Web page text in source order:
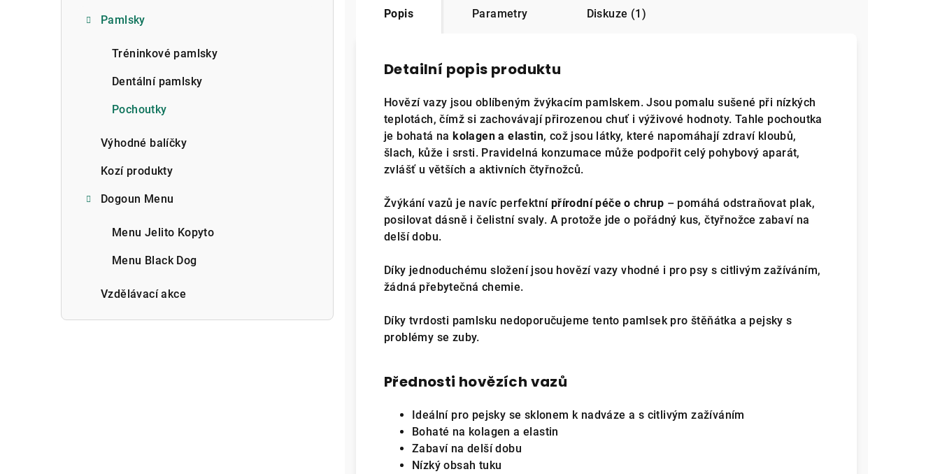
Pamlsky
Tréninkové pamlsky
Dentální pamlsky
Pochoutky
Výhodné balíčky
Kozí produkty
Dogoun Menu
Menu Jelito Kopyto
Menu Black Dog
Vzdělávací akce
Popis Parametry Diskuze (1)
Detailní popis produktu
Hovězí vazy jsou oblíbeným žvýkacím pamlskem. Jsou pomalu sušené při nízkých
teplotách, čímž si zachovávají přirozenou chuť i výživové hodnoty. Tahle pochoutka
je bohatá nakolagen a elastin, což jsou látky, které napomáhají zdraví kloubů,
šlach, kůže i srsti. Pravidelná konzumace může podpořit celý pohybový aparát,
zvlášť u větších a aktivních čtyřnožců.
Žvýkání vazů je navíc perfektní přírodní péče o chrup – pomáhá odstraňovat plak,
posilovat dásně i čelistní svaly. A protože jde o pořádný kus, čtyřnožce zabaví na
delší dobu.
Díky jednoduchému složení jsou hovězí vazy vhodné i pro psy s citlivým zažíváním,
žádná přebytečná chemie.
Díky tvrdosti pamlsku nedoporučujeme tento pamlsek pro štěňátka a pejsky s
problémy se zuby.
Přednosti hovězích vazů
Ideální pro pejsky se sklonem k nadváze a s citlivým zažíváním
Bohaté na kolagen a elastin
Zabaví na delší dobu
Nízký obsah tuku